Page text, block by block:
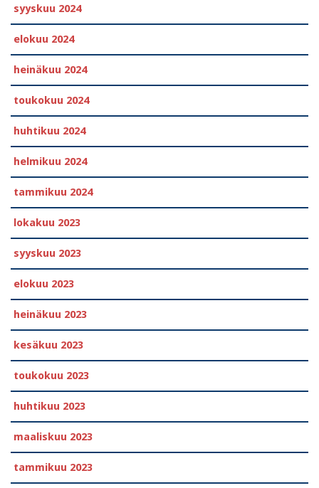
syyskuu 2024
elokuu 2024
heinäkuu 2024
toukokuu 2024
huhtikuu 2024
helmikuu 2024
tammikuu 2024
lokakuu 2023
syyskuu 2023
elokuu 2023
heinäkuu 2023
kesäkuu 2023
toukokuu 2023
huhtikuu 2023
maaliskuu 2023
tammikuu 2023